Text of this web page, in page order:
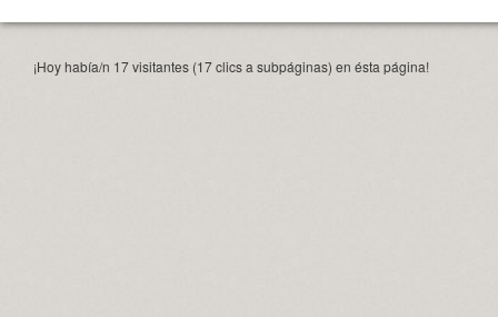
¡Hoy había/n 17 visitantes (17 clics a subpáginas) en ésta página!